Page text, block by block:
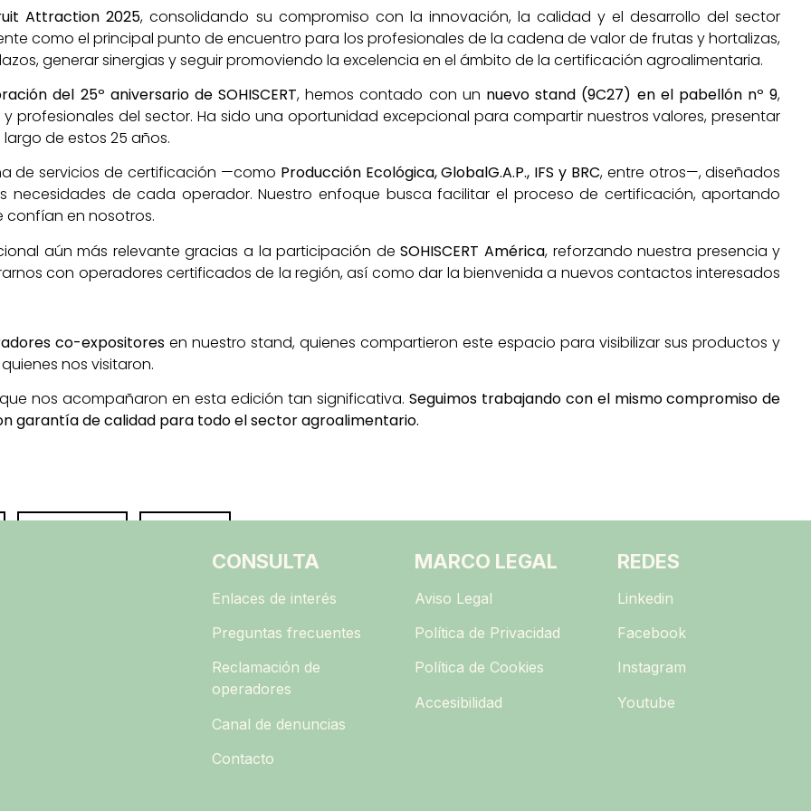
Attraction 2025, consolidando su compromiso con la innovación, la calidad y el desarrollo del sector
como el principal punto de encuentro para los profesionales de la cadena de valor de frutas y hortalizas,
generar sinergias y seguir promoviendo la excelencia en el ámbito de la certificación agroalimentaria.
del 25º aniversario de SOHISCERT, hemos contado con un nuevo stand (9C27) en el pabellón nº 9,
profesionales del sector. Ha sido una oportunidad excepcional para compartir nuestros valores, presentar
de estos 25 años.
de servicios de certificación —como Producción Ecológica, GlobalG.A.P., IFS y BRC, entre otros—, diseñados
necesidades de cada operador. Nuestro enfoque busca facilitar el proceso de certificación, aportando
confían en nosotros.
aún más relevante gracias a la participación deSOHISCERT América, reforzando nuestra presencia y
con operadores certificados de la región, así como dar la bienvenida a nuevos contactos interesados
co-expositoresen nuestro stand, quienes compartieron este espacio para visibilizar sus productos y
nos visitaron.
nos acompañaron en esta edición tan significativa. Seguimos trabajando con el mismo compromiso de
garantía de calidad para todo el sector agroalimentario.
CONSULTA
Enlaces de interés
Preguntas frecuentes
Reclamación de
operadores
Canal de denuncias
Contacto
MARCO LEGAL
Aviso Legal
Política de Privacidad
Política de Cookies
Accesibilidad
REDES
Linkedin
Facebook
Instagram
Youtube